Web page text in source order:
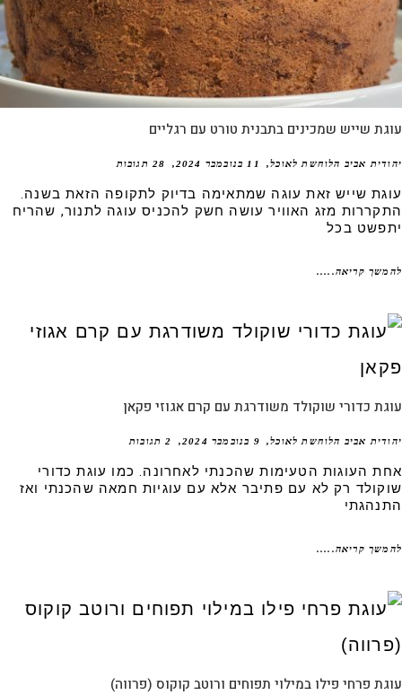
שייש שמכינים בתבנית טורט עם רגליים
אביב הלוחשת לאוכל 11 בנובמבר 2024 28 תגובות
שייש זאת עוגה שמתאימה בדיוק לתקופה הזאת בשנה.
מזג האוויר עושה חשק להכניס עוגה לתנור, שהריח
בכל
קריאה.....
כדורי שוקולד משודרגת עם קרם אגוזי פקאן
אביב הלוחשת לאוכל 9 בנובמבר 2024 2 תגובות
העוגות הטעימות שהכנתי לאחרונה. כמו עוגת כדורי
רק לא עם פתיבר אלא עם עוגיות חמאה שהכנתי ואז
קריאה.....
פרחי פילו במילוי תפוחים ורוטב קוקוס (פרווה)